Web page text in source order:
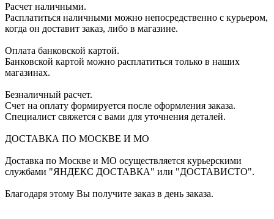
Расчет наличными.
Расплатиться наличными можно непосредственно с курьером,
когда он доставит заказ, либо в магазине.
Оплата банковской картой.
Банковской картой можно расплатиться только в наших
магазинах.
Безналичный расчет.
Счет на оплату формируется после оформления заказа.
Специалист свяжется с вами для уточнения деталей.
ДОСТАВКА ПО МОСКВЕ И МО
Доставка по Москве и МО осуществляется курьерскими
службами "ЯНДЕКС ДОСТАВКА" или "ДОСТАВИСТО".
Благодаря этому Вы получите заказ в день заказа.